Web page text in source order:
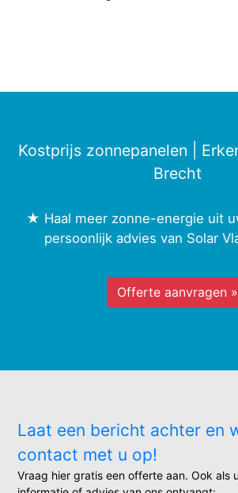
Kostprijs zonnepanelen |
Brecht
★ Haal meer zonne-energie uit
persoonlijk advies van Solar
Offerte aanvragen »
Laat een bericht achter en
contact met u op!
Vraag hier gratis een offerte aan. Ook als